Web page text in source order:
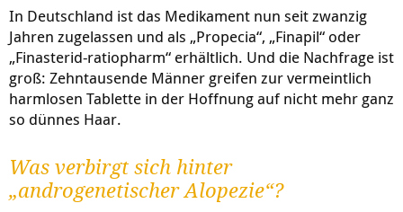
In Deutschland ist das Medikament nun seit zwanzig
Jahren zugelassen und als „Propecia“, „Finapil“ oder
„Finasterid-ratiopharm“ erhältlich. Und die Nachfrage ist
groß: Zehntausende Männer greifen zur vermeintlich
harmlosen Tablette in der Hoffnung auf nicht mehr ganz
so dünnes Haar.
Was verbirgt sich hinter
„androgenetischer Alopezie“?